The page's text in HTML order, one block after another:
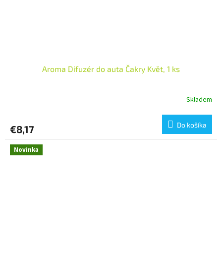
Aroma Difuzér do auta Čakry Květ, 1 ks
Skladem
€8,17 Do košíka
Novinka